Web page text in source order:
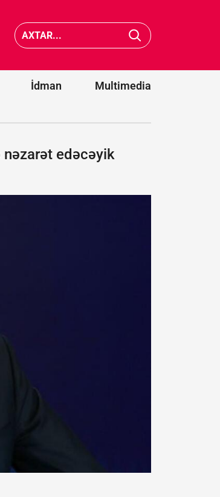
İdman Multimedia
nəzarət edəcəyik